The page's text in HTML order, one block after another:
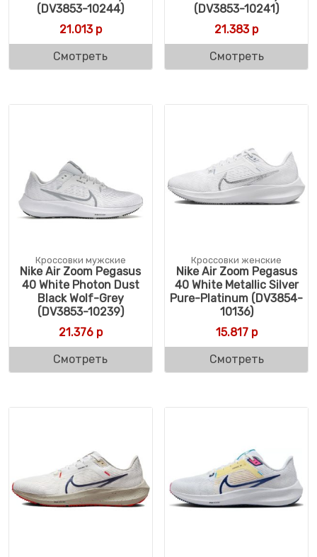
(DV3853-10244)
21.013р
Смотреть
(DV3853-10241)
21.383р
Смотреть
Кроссовки мужские
Nike Air Zoom Pegasus
40 White Photon Dust
Black Wolf-Grey
(DV3853-10239)
21.376р
Смотреть
Кроссовки женские
Nike Air Zoom Pegasus
40 White Metallic Silver
Pure-Platinum (DV3854-
10136)
15.817р
Смотреть